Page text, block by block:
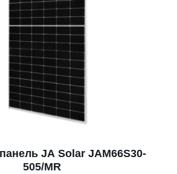
JA Solar JAM66S30-
505/MR